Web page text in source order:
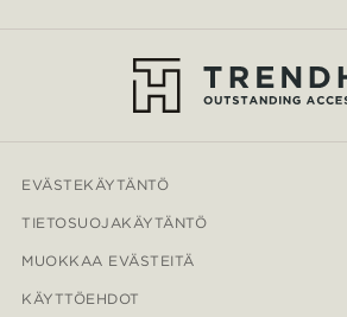
EVÄSTEKÄYTÄNTÖ
TIETOSUOJAKÄYTÄNTÖ
MUOKKAA EVÄSTEITÄ
KÄYTTÖEHDOT